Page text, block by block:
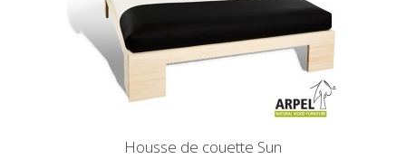
Housse de couette Sun